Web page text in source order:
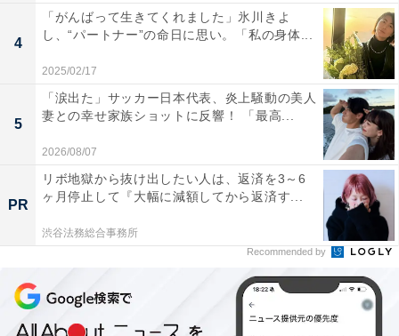
4
「がんばって生きてくれました」氷川きよ
し、“パートナー”の命日に思い。「私の身体...
2025/02/17
5
「涙出た」サッカー日本代表、炎上騒動の美人
妻との幸せ家族ショットに反響！ 「最高...
2026/08/07
PR
リボ地獄から抜け出したい人は、返済を3～6
ヶ月停止して『大幅に減額してから返済す...
渋谷法務総合事務所
Recommended by